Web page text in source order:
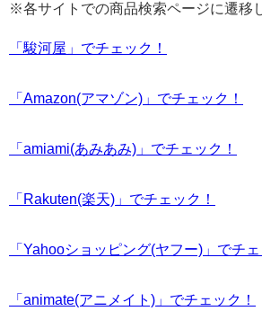
※各サイトでの商品検索ページに遷移
「駿河屋」でチェック！
「Amazon(アマゾン)」でチェック！
「amiami(あみあみ)」でチェック！
「Rakuten(楽天)」でチェック！
「Yahooショッピング(ヤフー)」でチェ
「animate(アニメイト)」でチェック！